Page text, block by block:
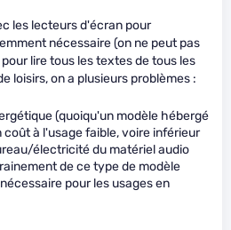
les lecteurs d'écran pour
nécessaire (on ne peut pas
lire tous les textes de tous les
loisirs, on a plusieurs problèmes :
(quoiqu'un modèle hébergé
coût à l'usage faible, voire inférieur
électricité du matériel audio
de ce type de modèle
pour les usages en